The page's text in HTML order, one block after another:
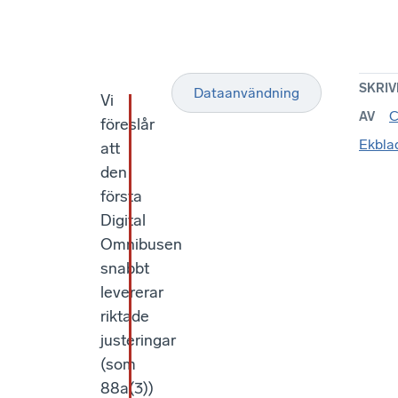
Vi
föreslår
att
den
första
Digital
Omnibusen
snabbt
levererar
riktade
justeringar
(som
88a(3))
Dataanvändning
AV